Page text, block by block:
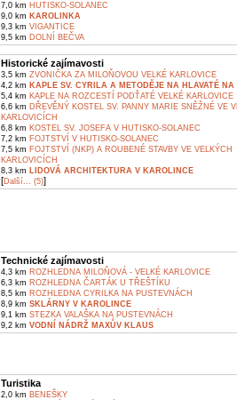
7,0 km HUTISKO-SOLANEC
9,0 km KAROLINKA
9,3 km VIGANTICE
9,5 km DOLNÍ BEČVA
Historické zajímavosti
3,5 km ZVONIČKA ZA MILOŇOVOU VELKÉ KARLOVICE
4,2 km KAPLE SV. CYRILA A METODĚJE NA HLAVATÉ NA
5,4 km KAPLE NA ROZCESTÍ PODŤATÉ VELKÉ KARLOVICE
6,6 km DŘEVĚNÝ KOSTEL SV. PANNY MARIE SNĚŽNÉ VE
KARLOVICÍCH
6,8 km KOSTEL SV. JOSEFA V HUTISKO-SOLANEC
7,2 km FOJTSTVÍ V HUTISKO-SOLANEC
7,5 km FOJTSTVÍ (NKP) A ROUBENÉ STAVBY VE VELKÝCH
KARLOVICÍCH
8,3 km LIDOVÁ ARCHITEKTURA V KAROLINCE
[Další... (5)]
Technické zajímavosti
4,3 km ROZHLEDNA MILOŇOVÁ - VELKÉ KARLOVICE
6,3 km ROZHLEDNA ČARTÁK U TŘEŠTÍKU
8,5 km ROZHLEDNA CYRILKA NA PUSTEVNÁCH
8,9 km SKLÁRNY V KAROLINCE
9,1 km STEZKA VALAŠKA NA PUSTEVNÁCH
9,2 km VODNÍ NÁDRŽ MAXŮV KLAUS
Turistika
2,0 km BENEŠKY